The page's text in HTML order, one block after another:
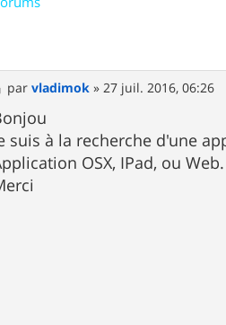
M
e
s
s
a
g
e
parvladimok »27 juil. 2016, 06:26
suis à la recherche d'une
OSX, IPad, ou Web.